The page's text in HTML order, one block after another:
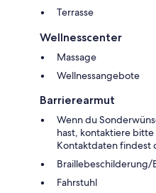
Terrasse
Wellnesscenter
Massage
Wellnessangebote
Barrierearmut
Wenn du
hast, kontaktiere
Kontaktdaten findest
Braillebeschilderung/
Fahrstuhl